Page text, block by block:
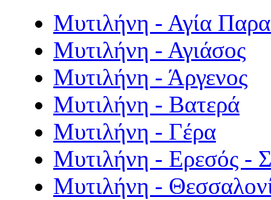
Μυτιλήνη - Αγία
Μυτιλήνη - Αγιάσος
Μυτιλήνη - Άργενος
Μυτιλήνη - Βατερά
Μυτιλήνη - Γέρα
Μυτιλήνη - Ερεσός -
Μυτιλήνη -